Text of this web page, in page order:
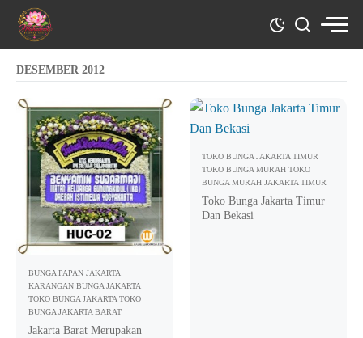
DESEMBER 2012
BUNGA PAPAN JAKARTA
KARANGAN BUNGA JAKARTA
TOKO BUNGA JAKARTA TOKO
BUNGA JAKARTA BARAT
Jakarta Barat Merupakan
TOKO BUNGA JAKARTA TIMUR
TOKO BUNGA MURAH TOKO
BUNGA MURAH JAKARTA TIMUR
Toko Bunga Jakarta Timur
Dan Bekasi